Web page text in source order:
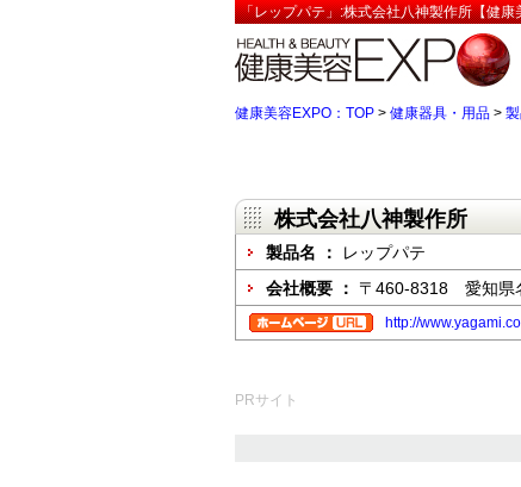
「レップパテ」:株式会社八神製作所【健康
健康美容EXPO：TOP > 健康器具・用品 >
株式会社八神製作所
製品名 ：
レップパテ
会社概要 ： 〒460-8318 愛知県
http://
PRサイト